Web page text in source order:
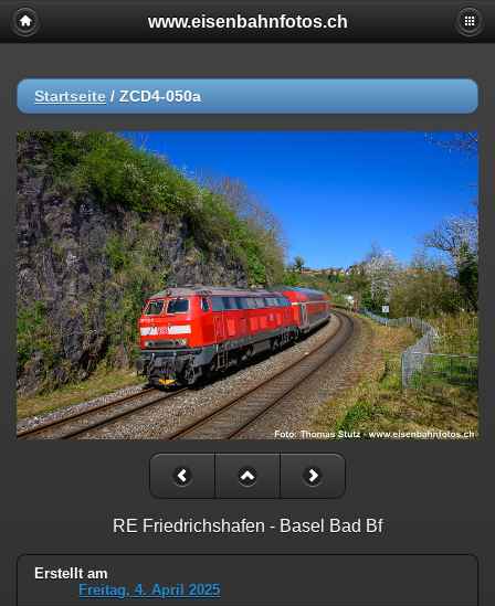
www.eisenbahnfotos.ch
Startseite / ZCD4-050a
RE Friedrichshafen - Basel Bad Bf
Erstellt am
Freitag, 4. April 2025